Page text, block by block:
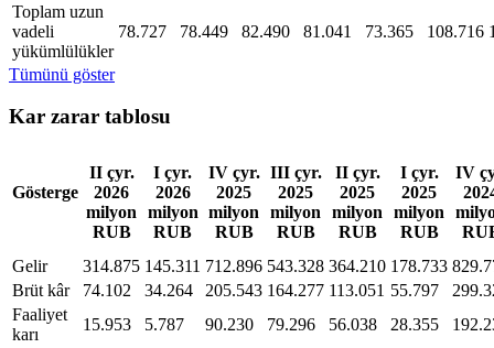
Toplam uzun
vadeli
yükümlülükler
78.727 78.449 82.490 81.041 73.365 108.716
Tümünü göster
Kar zarar tablosu
Gösterge
II çyr.
2026
milyon
RUB
I çyr.
2026
milyon
RUB
IV çyr.
2025
milyon
RUB
III çyr.
2025
milyon
RUB
II çyr.
2025
milyon
RUB
I çyr.
2025
milyon
RUB
IV
Gelir
314.875 145.311 712.896 543.328 364.210 178.733
Brüt kâr
74.102 34.264 205.543 164.277 113.051 55.797
Faaliyet
karı
15.953 5.787 90.230 79.296 56.038 28.355